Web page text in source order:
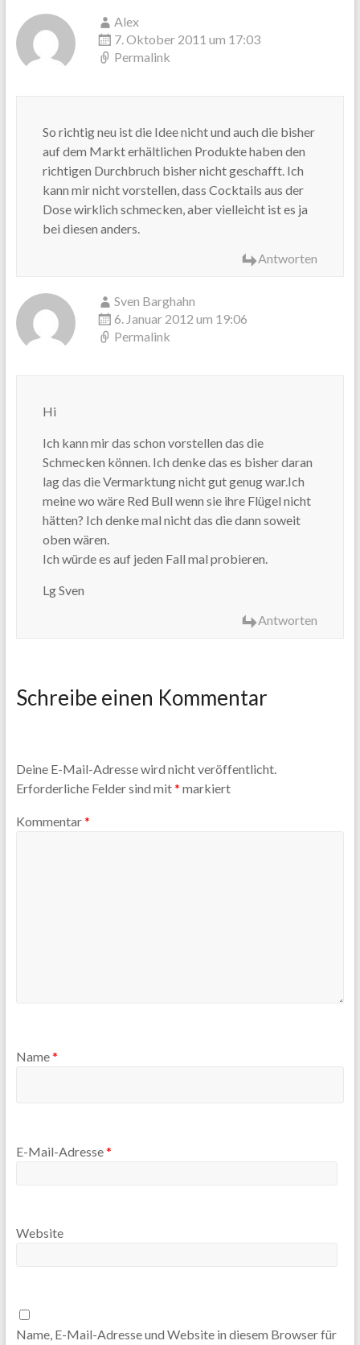
Alex
7. Oktober 2011 um 17:03
Permalink
So richtig neu ist die Idee nicht und auch die bisher
auf dem Markt erhältlichen Produkte haben den
richtigen Durchbruch bisher nicht geschafft. Ich
kann mir nicht vorstellen, dass Cocktails aus der
Dose wirklich schmecken, aber vielleicht ist es ja
bei diesen anders.
Antworten
Sven Barghahn
6. Januar 2012 um 19:06
Permalink
Hi
Ich kann mir das schon vorstellen das die
Schmecken können. Ich denke das es bisher daran
lag das die Vermarktung nicht gut genug war.Ich
meine wo wäre Red Bull wenn sie ihre Flügel nicht
hätten? Ich denke mal nicht das die dann soweit
oben wären.
Ich würde es auf jeden Fall mal probieren.
Lg Sven
Antworten
Schreibe einen Kommentar
Deine E-Mail-Adresse wird nicht veröffentlicht.
Erforderliche Felder sind mit* markiert
Kommentar*
Name*
E-Mail-Adresse*
Website
Name, E-Mail-Adresse und Website in diesem Browser für